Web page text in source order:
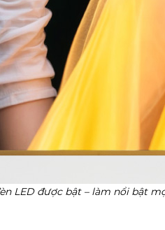
LED được bật – làm nổi bật